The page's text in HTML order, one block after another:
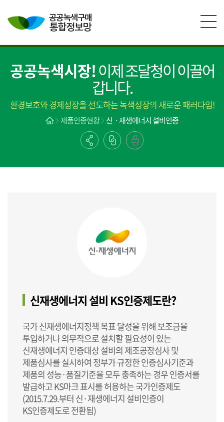
공공녹색시장!이제 조달청이 이끌어
갑니다.
환경보호와 경제성장을 선도하는 녹색성장의 새로운 패러다임!
제품인증현황 신ㆍ재생에너지 설비인증
신재생에너지 설비 KS인증제도란?
국가 신재생에너지정책 목표 달성을 위해 보조금을
투입하거나 의무적으로 설치할 필요성이 있는
신재생에너지 인증대상 설비의 제조공장심사 및
제품심사를 실시하여 정부가 규정한 인증심사기준과
제품의 성능·품질기준을 모두 충족하는 경우 인증서를
발급하고 KS마크 표시를 허용하는 국가인증제도
(2015.7.29.부터 신·재생에너지 설비인증이
KS인증제도로 전환됨)